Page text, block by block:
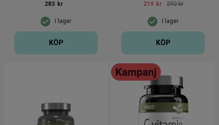
I lager
283 kr
KÖP
I lager
219 kr 292 kr
KÖP